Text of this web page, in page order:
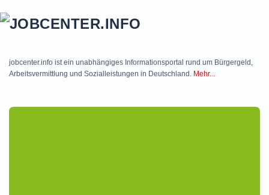
jobcenter.info ist ein unabhängiges Informationsportal rund um Bürgergeld,
Arbeitsvermittlung und Sozialleistungen in Deutschland. Mehr...